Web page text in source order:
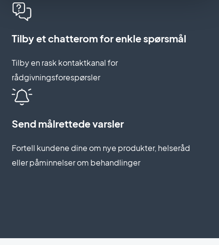
Tilby et chatterom for enkle spørsmål
Tilby en rask kontaktkanal for
rådgivningsforespørsler
Send målrettede varsler
Fortell kundene dine om nye produkter, helseråd
eller påminnelser om behandlinger